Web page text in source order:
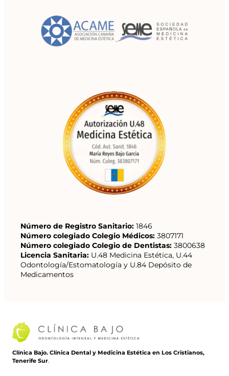
Número de Registro Sanitario: 1846
Número colegiado Colegio Médicos: 3807171
Número colegiado Colegio de Dentistas: 3800638
Licencia Sanitaria: U.48 Medicina Estética, U.44
Odontología/Estomatología y U.84 Depósito de
Medicamentos
Clínica Bajo. Clínica Dental y Medicina Estética en Los Cristianos,
Tenerife Sur.